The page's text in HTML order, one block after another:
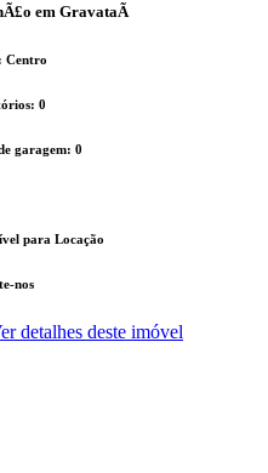
em GravataÃ­
Centro
0
garagem: 0
para Locação
nos
detalhes deste imóvel